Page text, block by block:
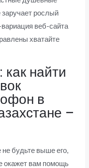
рослый
веб-сайта
хватайте
как найти
в
–
будьте выше его,
окажет вам помощь